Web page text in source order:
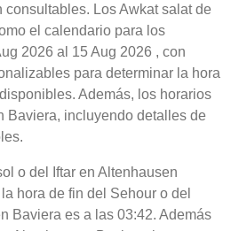
Los Awkat salat de
el calendario para los
2026 al 15 Aug 2026 , con
para determinar la hora
Además, los horarios
Baviera, incluyendo detalles de
o del Iftar en Altenhausen
hora de fin del Sehour o del
Baviera es a las 03:42. Además